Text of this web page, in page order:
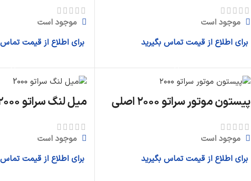
موجود است
برای اطلاع از قیمت تماس بگیرید
موجود است
برای اطلاع از قیمت تماس
پیستون موتور سراتو ۲۰۰۰ اصلی
موجود است
برای اطلاع از قیمت تماس بگیرید
میل لنگ سراتو ۲۰۰۰ اصلی
موجود است
برای اطلاع از قیمت تماس